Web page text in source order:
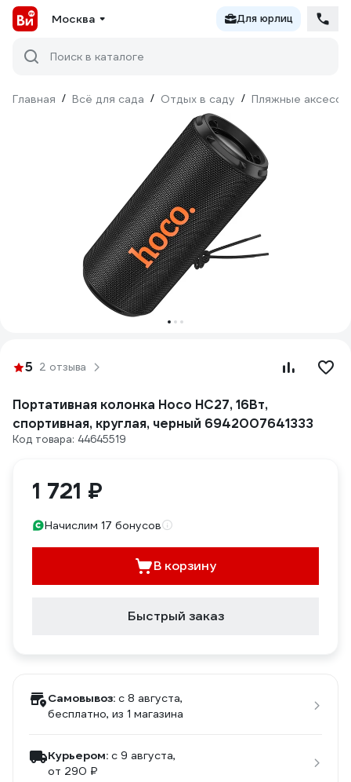
Москва Для юрлиц
Поиск в каталоге
Главная / Всё для сада / Отдых в саду / Пляжные
5 2 отзыва
Портативная колонка Hoco HC27, 16Вт,
спортивная, круглая, черный 6942007641333
Код товара: 44645519
1 721 ₽
Начислим 17 бонусов
В корзину
Быстрый заказ
Самовывоз: c 8 августа,
бесплатно, из 1 магазина
Курьером: c 9 августа,
от 290 ₽